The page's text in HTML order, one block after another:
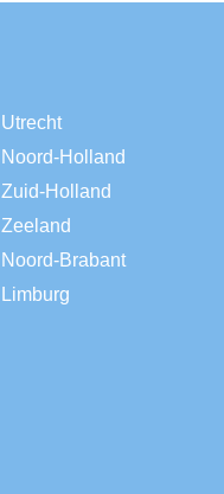
Utrecht
Noord-Holland
Zuid-Holland
Zeeland
Noord-Brabant
Limburg